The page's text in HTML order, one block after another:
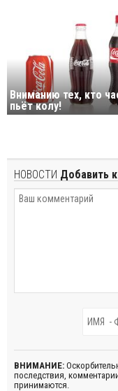
Вниманию тех, кто
пьёт колу!
НОВОСТИ Добавить
ВНИМАНИЕ:
последствия,
принимаются.